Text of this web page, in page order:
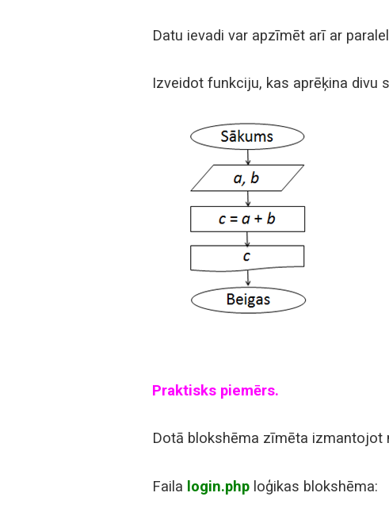
Datu ievadi var apzīmēt arī ar
Izveidot funkciju, kas aprēķina divu
Praktisks piemērs.
Dotā blokshēma zīmēta izmantojot
Faila login.php loģikas blokshēma: